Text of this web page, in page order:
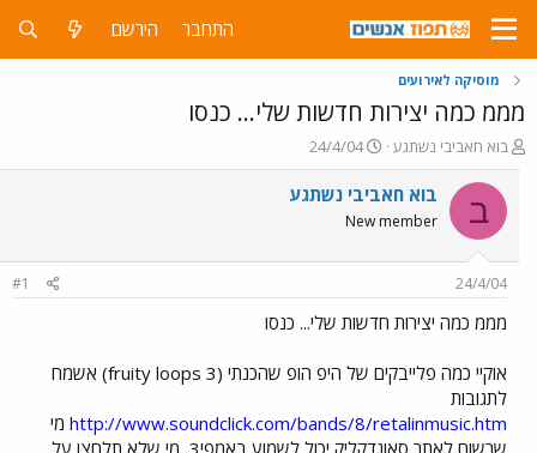
התחבר הירשם
מוסיקה לאירועים
מממ כמה יצירות חדשות שלי... כנסו
פ
ו
ת
ח
ה
ש
א
בוא חאביבי נשתגע
פ
ו
ר
ם
ר
24/4/04
ב בוא חאביבי נשתגע
New member
24/4/04
#1
מממ כמה יצירות חדשות שלי... כנסו
אוקיי כמה פלייבקים של היפ הופ שהכנתי (fruity loops 3) אשמח
לתגובות
http://www.soundclick.com/bands/8/retalinmusic.htm מי
שרשום לאתר סאונדקליק יכול לשמוע באמפי3, מי שלא תלחצו על